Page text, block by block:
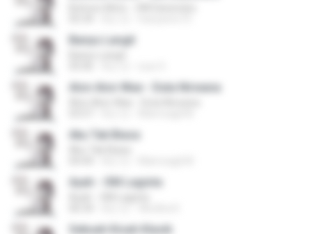
Banyu Langit
Alon Alon Wae - Duta Nirwana
Aku Tak Biasa
Ayah - OM Lagista
Sebuah Kisah Klasik